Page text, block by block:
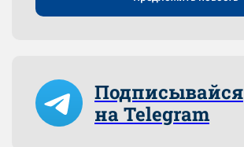
Подписывайся
на Telegram